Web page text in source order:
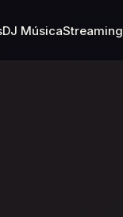
DJ MúsicaStreaming